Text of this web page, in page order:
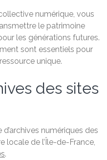
numérique, vous
le patrimoine
les générations futures.
sont essentiels pour
unique.
des sites
numériques des
locale de l’Île-de-France,
.